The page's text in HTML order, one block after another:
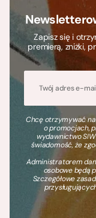
Zapisz się i
premierą, zniżki,
Chcę otrzymywać
o promocjach,
wydawnictwo SIW
świadomość, że
Administratorem
osobowe będą
Szczegółowe